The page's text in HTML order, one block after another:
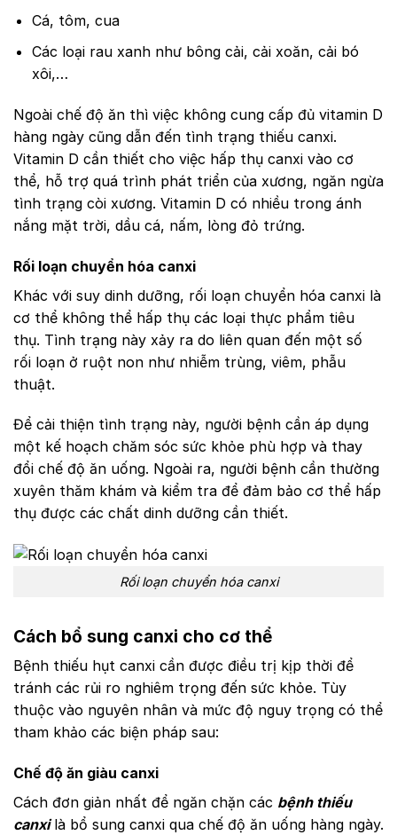
Cá, tôm, cua
Các loại rau xanh như bông cải, cải xoăn, cải bó
xôi,…
Ngoài chế độ ăn thì việc không cung cấp đủ vitamin D
hàng ngày cũng dẫn đến tình trạng thiếu canxi.
Vitamin D cần thiết cho việc hấp thụ canxi vào cơ
thể, hỗ trợ quá trình phát triển của xương, ngăn ngừa
tình trạng còi xương. Vitamin D có nhiều trong ánh
nắng mặt trời, dầu cá, nấm, lòng đỏ trứng.
Rối loạn chuyển hóa canxi
Khác với suy dinh dưỡng, rối loạn chuyển hóa canxi là
cơ thể không thể hấp thụ các loại thực phẩm tiêu
thụ. Tình trạng này xảy ra do liên quan đến một số
rối loạn ở ruột non như nhiễm trùng, viêm, phẫu
thuật.
Để cải thiện tình trạng này, người bệnh cần áp dụng
một kế hoạch chăm sóc sức khỏe phù hợp và thay
đổi chế độ ăn uống. Ngoài ra, người bệnh cần thường
xuyên thăm khám và kiểm tra để đảm bảo cơ thể hấp
thụ được các chất dinh dưỡng cần thiết.
Rối loạn chuyển hóa canxi
Cách bổ sung canxi cho cơ thể
Bệnh thiếu hụt canxi cần được điều trị kịp thời để
tránh các rủi ro nghiêm trọng đến sức khỏe. Tùy
thuộc vào nguyên nhân và mức độ nguy trọng có thể
tham khảo các biện pháp sau:
Chế độ ăn giàu canxi
Cách đơn giản nhất để ngăn chặn các bệnh thiếu
canxilà bổ sung canxi qua chế độ ăn uống hàng ngày.